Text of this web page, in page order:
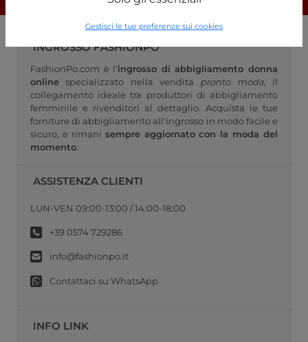
Gestisci le tue preferenze sui cookies
INGROSSO FASHIONPO
FashionPo.com è l'ingrosso di abbigliamento donna
online specializzato nella vendita pronto moda, il
collegamento ideale tra produttori di abbigliamento
femminile e rivenditori al dettaglio. Acquista le tue
forniture di abbigliamento all'ingrosso in modo facile e
sicuro, e rimani sempre aggiornato con la moda del
momento.
ASSISTENZA CLIENTI
LUN-VEN 09:00-13:00 / 14:00-18:00
+39 0574 729286
info@fashionpo.it
Contattaci su WhatsApp
INFO LINK